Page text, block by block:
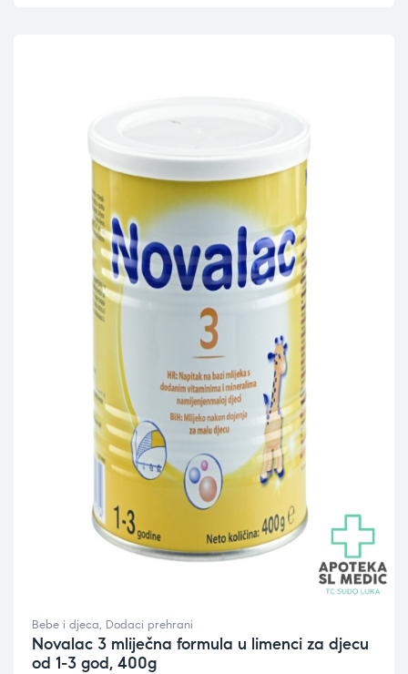
Bebe i djeca, Dodaci prehrani
Novalac 3 mliječna formula u limenci za djecu
od 1-3 god, 400g